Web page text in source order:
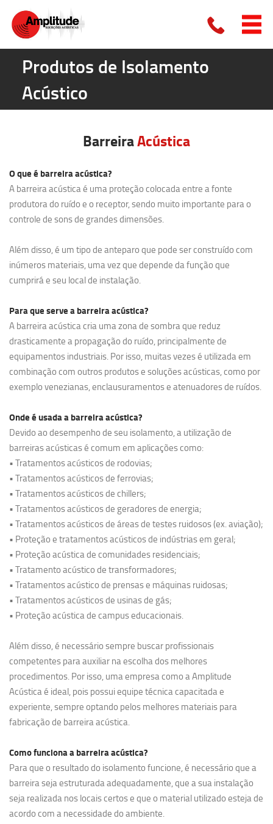
Produtos de Isolamento
Acústico
BarreiraAcústica
O que é barreira acústica?
A barreira acústica é uma proteção colocada entre a fonte
produtora do ruído e o receptor, sendo muito importante para o
controle de sons de grandes dimensões.
Além disso, é um tipo de anteparo que pode ser construído com
inúmeros materiais, uma vez que depende da função que
cumprirá e seu local de instalação.
Para que serve a barreira acústica?
A barreira acústica cria uma zona de sombra que reduz
drasticamente a propagação do ruído, principalmente de
equipamentos industriais. Por isso, muitas vezes é utilizada em
combinação com outros produtos e soluções acústicas, como por
exemplo venezianas, enclausuramentos e atenuadores de ruídos.
Onde é usada a barreira acústica?
Devido ao desempenho de seu isolamento, a utilização de
barreiras acústicas é comum em aplicações como:
• Tratamentos acústicos de rodovias;
• Tratamentos acústicos de ferrovias;
• Tratamentos acústicos de chillers;
• Tratamentos acústicos de geradores de energia;
• Tratamentos acústicos de áreas de testes ruidosos (ex. aviação);
• Proteção e tratamentos acústicos de indústrias em geral;
• Proteção acústica de comunidades residenciais;
• Tratamento acústico de transformadores;
• Tratamentos acústico de prensas e máquinas ruidosas;
• Tratamentos acústicos de usinas de gás;
• Proteção acústica de campus educacionais.
Além disso, é necessário sempre buscar profissionais
competentes para auxiliar na escolha dos melhores
procedimentos. Por isso, uma empresa como a Amplitude
Acústica é ideal, pois possui equipe técnica capacitada e
experiente, sempre optando pelos melhores materiais para
fabricação de barreira acústica.
Como funciona a barreira acústica?
Para que o resultado do isolamento funcione, é necessário que a
barreira seja estruturada adequadamente, que a sua instalação
seja realizada nos locais certos e que o material utilizado esteja de
acordo com a necessidade do ambiente.